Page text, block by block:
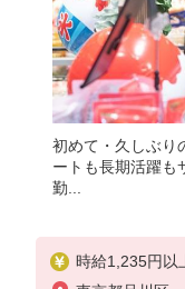
初めて・久しぶり
ートも長期活躍も
勤...
時給1,235円以